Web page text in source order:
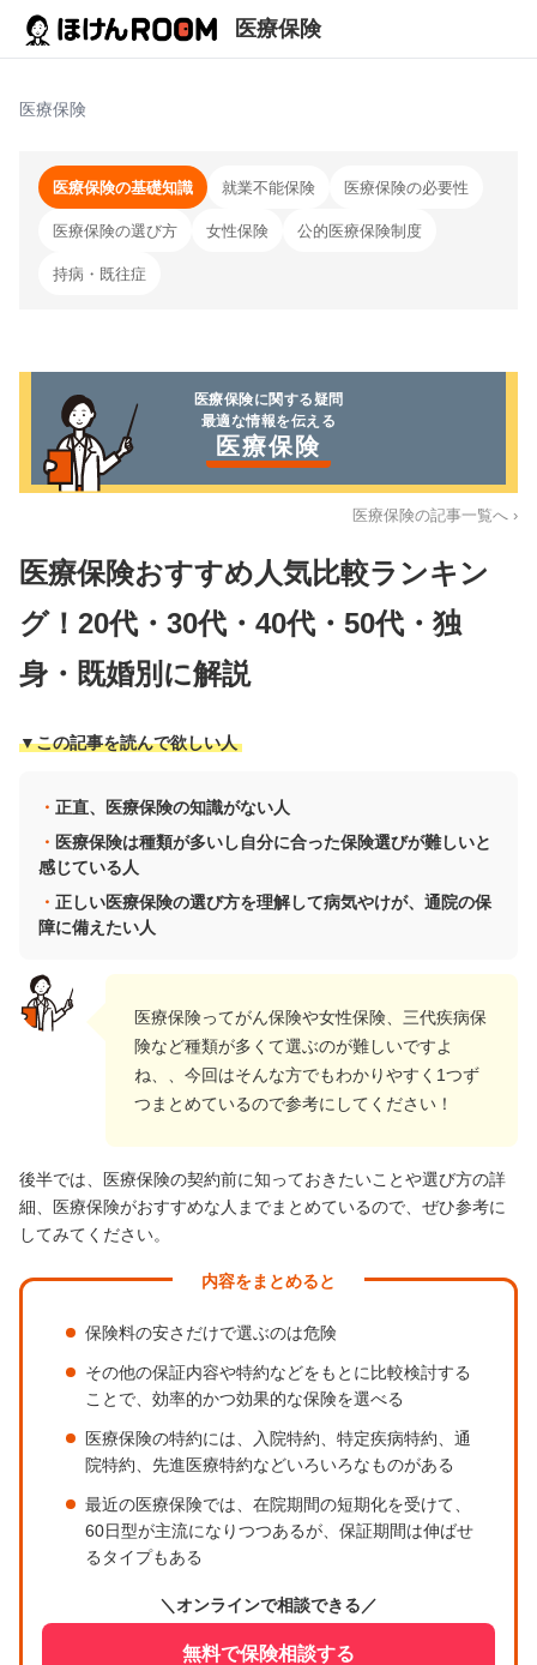
医療保険
医療保険
医療保険の基礎知識 就業不能保険 医療保険の必要性
医療保険の選び方 女性保険 公的医療保険制度
持病・既往症
医療保険に関する疑問
最適な情報を伝える
医療保険
医療保険の記事一覧へ ›
医療保険おすすめ人気比較ランキン
グ！20代・30代・40代・50代・独
身・既婚別に解説
▼この記事を読んで欲しい人
正直、医療保険の知識がない人
医療保険は種類が多いし自分に合った保険選びが難しいと
感じている人
正しい医療保険の選び方を理解して病気やけが、通院の保
障に備えたい人
医療保険ってがん保険や女性保険、三代疾病保
険など種類が多くて選ぶのが難しいですよ
ね、、今回はそんな方でもわかりやすく1つず
つまとめているので参考にしてください！
後半では、医療保険の契約前に知っておきたいことや選び方の詳
細、医療保険がおすすめな人までまとめているので、ぜひ参考に
してみてください。
内容をまとめると
保険料の安さだけで選ぶのは危険
その他の保証内容や特約などをもとに比較検討する
ことで、効率的かつ効果的な保険を選べる
医療保険の特約には、入院特約、特定疾病特約、通
院特約、先進医療特約などいろいろなものがある
最近の医療保険では、在院期間の短期化を受けて、
60日型が主流になりつつあるが、保証期間は伸ばせ
るタイプもある
＼オンラインで相談できる／
無料で保険相談する